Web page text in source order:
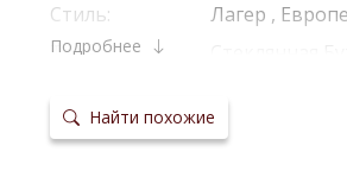
Стиль:
Лагер ,
Тара:
Производитель:Carlsberg Group
Подробнее
Найти похожие